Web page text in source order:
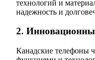
технологий и
надежность и
2.
Канадские телефоны